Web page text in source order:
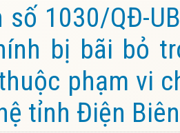
số 1030/QĐ-
bị bãi bỏ
phạm vi
tỉnh Điện Biên